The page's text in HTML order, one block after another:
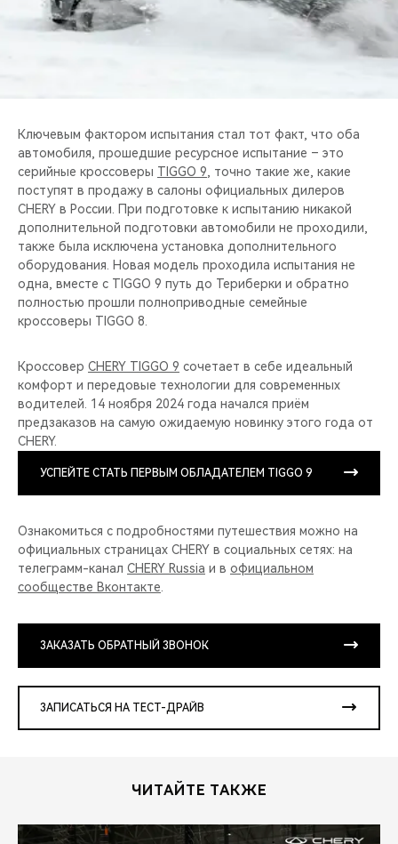
Ключевым фактором испытания стал тот факт, что оба
автомобиля, прошедшие ресурсное испытание – это
серийные кроссоверы TIGGO 9 , точно такие же, какие
поступят в продажу в салоны официальных дилеров
CHERY в России. При подготовке к испытанию никакой
дополнительной подготовки автомобили не проходили,
также была исключена установка дополнительного
оборудования. Новая модель проходила испытания не
одна, вместе с TIGGO 9 путь до Териберки и обратно
полностью прошли полноприводные семейные
кроссоверы TIGGO 8.
Кроссовер CHERY TIGGO 9 сочетает в себе идеальный
комфорт и передовые технологии для современных
водителей. 14 ноября 2024 года начался приём
предзаказов на самую ожидаемую новинку этого года от
CHERY.
УСПЕЙТЕ СТАТЬ ПЕРВЫМ ОБЛАДАТЕЛЕМ TIGGO 9
Ознакомиться с подробностями путешествия можно на
официальных страницах CHERY в социальных сетях: на
телеграмм-канал CHERY Russia и в официальном
сообществе Вконтакте
ЗАКАЗАТЬ ОБРАТНЫЙ ЗВОНОК
ЗАПИСАТЬСЯ НА ТЕСТ-ДРАЙВ
ЧИТАЙТЕ ТАКЖЕ